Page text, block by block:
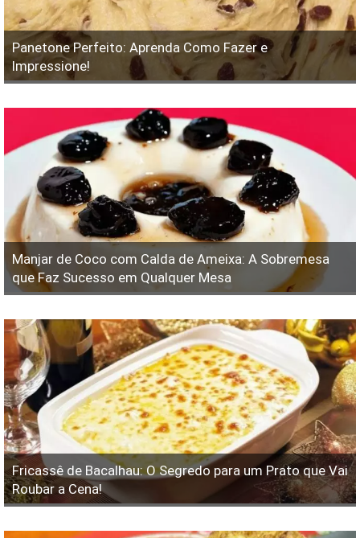
Panetone Perfeito: Aprenda Como Fazer e
Impressione!
Manjar de Coco com Calda de Ameixa: A Sobremesa
que Faz Sucesso em Qualquer Mesa
Fricassê de Bacalhau: O Segredo para um Prato que Vai
Roubar a Cena!